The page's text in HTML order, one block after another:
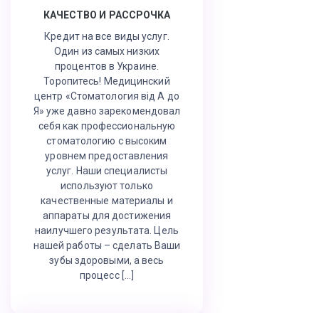
КАЧЕСТВО И РАССРОЧКА
Кредит на все виды услуг.
Один из самых низких
процентов в Украине.
Торопитесь! Медицинский
центр «Стоматология від А до
Я» уже давно зарекомендовал
себя как профессиональную
стоматологию с высоким
уровнем предоставления
услуг. Наши специалисты
используют только
качественные материалы и
аппараты для достижения
наилучшего результата. Цель
нашей работы – сделать Ваши
зубы здоровыми, а весь
процесс […]